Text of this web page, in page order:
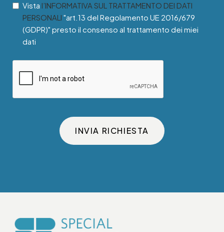
Vista l’INFORMATIVA SUL TRATTAMENTO DEI DATI
PERSONALI "art.13 del Regolamento UE 2016/679
(GDPR)" presto il consenso al trattamento dei miei
dati
INVIA RICHIESTA